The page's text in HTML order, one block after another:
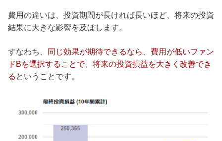
費用の違いは、投資期間が長ければ長いほど、将来の投資
結果に大きな影響を及ぼします。
すなわち、
同じ効果が期待できるなら、費用が低いファン
ドBを選択することで、将来の投資損益を大きく改善でき
る ということです。